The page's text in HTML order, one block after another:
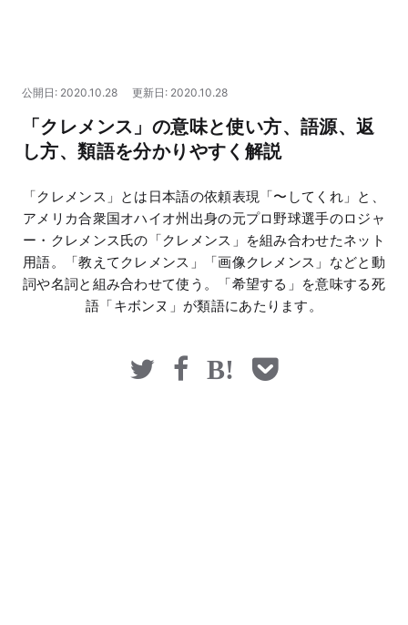
マネー
公開日: 2020.10.28 更新日: 2020.10.28
「クレメンス」の意味と使い方、語源、返
し方、類語を分かりやすく解説
「クレメンス」とは日本語の依頼表現「〜してくれ」と、
アメリカ合衆国オハイオ州出身の元プロ野球選手のロジャ
ー・クレメンス氏の「クレメンス」を組み合わせたネット
用語。「教えてクレメンス」「画像クレメンス」などと動
詞や名詞と組み合わせて使う。「希望する」を意味する死
語「キボンヌ」が類語にあたります。